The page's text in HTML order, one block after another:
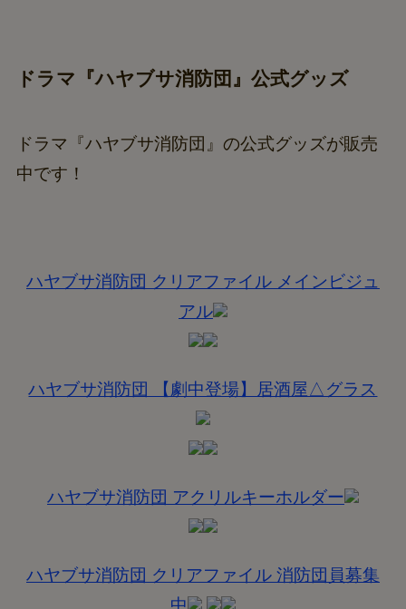
ドラマ『ハヤブサ消防団』公式グッズ
ドラマ『ハヤブサ消防団』の公式グッズが販売
中です！
ハヤブサ消防団 クリアファイル メインビジュ
アル
ハヤブサ消防団 【劇中登場】居酒屋△グラス
ハヤブサ消防団 アクリルキーホルダー
ハヤブサ消防団 クリアファイル 消防団員募集
中